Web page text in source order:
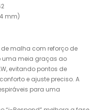
mm)
de malha com reforço de
uma meia graças ao
evitando pontos de
e ajuste preciso. A
para uma